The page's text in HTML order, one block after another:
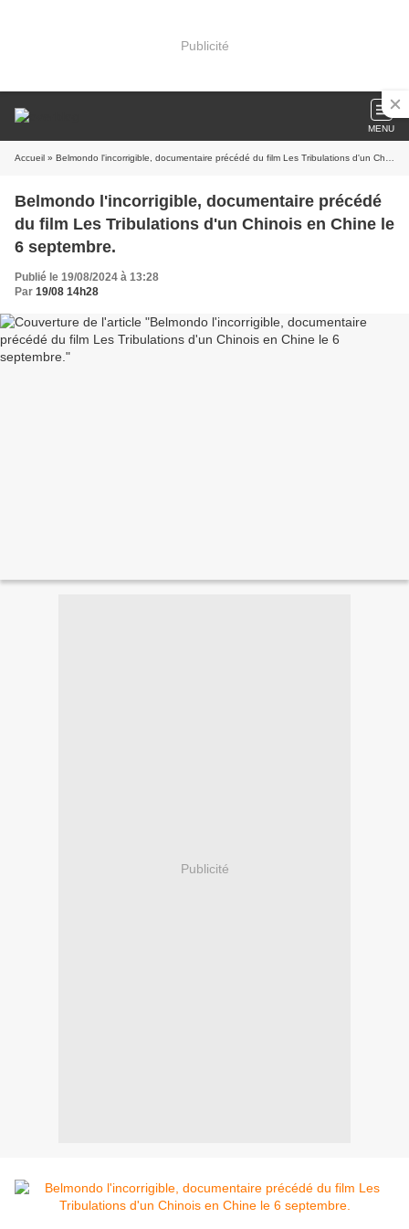
Publicité
MENU
Accueil » Belmondo l'incorrigible, documentaire précédé du film Les Tribulations d'un Chinois en Chine le 6 septembre.
Belmondo l'incorrigible, documentaire précédé
du film Les Tribulations d'un Chinois en Chine le
6 septembre.
Publié le 19/08/2024 à 13:28
Par 19/08 14h28
Publicité